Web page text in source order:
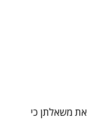
את משאלתן כי